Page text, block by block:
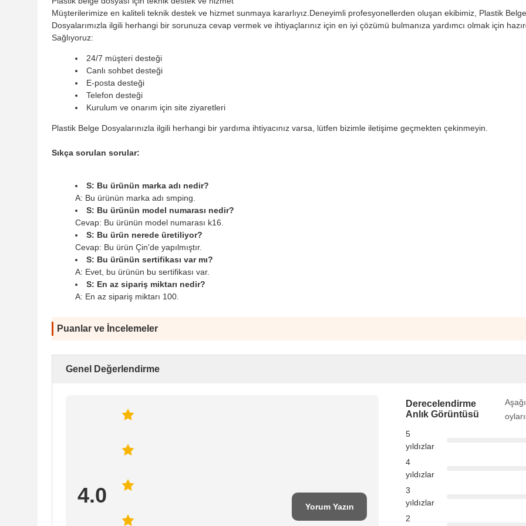
Müşterilerimize en kaliteli teknik destek ve hizmet sunmaya kararlıyız.Deneyimli profesyonellerden oluşan ekibimiz, Plastik Belge
Dosyalarımızla ilgili herhangi bir sorunuza cevap vermek ve ihtiyaçlarınız için en iyi çözümü bulmanıza yardımcı olmak için
Sağlıyoruz:
24/7 müşteri desteği
Canlı sohbet desteği
E-posta desteği
Telefon desteği
Kurulum ve onarım için site ziyaretleri
Plastik Belge Dosyalarınızla ilgili herhangi bir yardıma ihtiyacınız varsa, lütfen bizimle iletişime geçmekten çekinmeyin.
Sıkça sorulan sorular:
S: Bu ürünün marka adı nedir?
A: Bu ürünün marka adı smping.
S: Bu ürünün model numarası nedir?
Cevap: Bu ürünün model numarası k16.
S: Bu ürün nerede üretiliyor?
Cevap: Bu ürün Çin'de yapılmıştır.
S: Bu ürünün sertifikası var mı?
A: Evet, bu ürünün bu sertifikası var.
S: En az sipariş miktarı nedir?
A: En az sipariş miktarı 100.
Puanlar ve İncelemeler
Genel Değerlendirme
4.0 Yorum Yazın
Derecelendirme
Anlık Görüntüsü
5
yıldızlar
4
yıldızlar
3
yıldızlar
2